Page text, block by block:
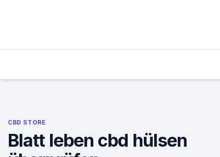
CBD STORE
Blatt leben cbd hülsen